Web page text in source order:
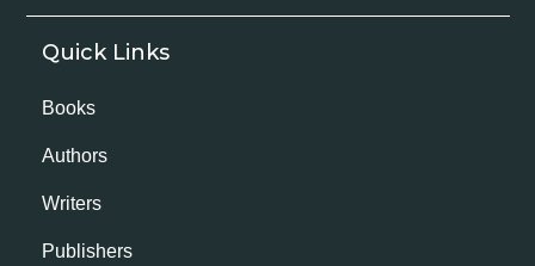
Quick Links
Books
Authors
Writers
Publishers